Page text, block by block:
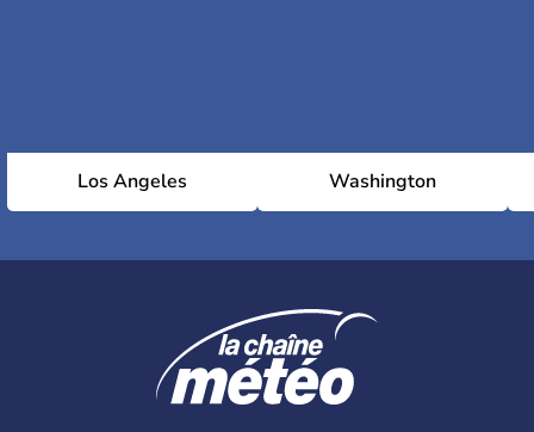
Los Angeles Washington